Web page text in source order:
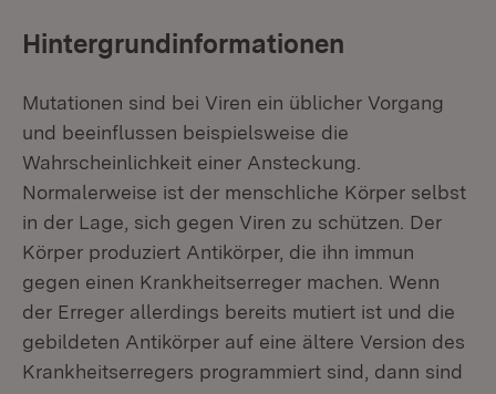
Hintergrundinformationen
Mutationen sind bei Viren ein üblicher Vorgang
und beeinflussen beispielsweise die
Wahrscheinlichkeit einer Ansteckung.
Normalerweise ist der menschliche Körper selbst
in der Lage, sich gegen Viren zu schützen. Der
Körper produziert Antikörper, die ihn immun
gegen einen Krankheitserreger machen. Wenn
der Erreger allerdings bereits mutiert ist und die
gebildeten Antikörper auf eine ältere Version des
Krankheitserregers programmiert sind, dann sind